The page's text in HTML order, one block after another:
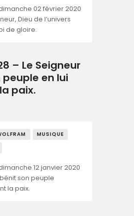
02 février 2020
Dieu de l’univers
de gloire.
– Le Seigneur
en lui
paix.
MUSIQUE
12 janvier 2020
son peuple
la paix.